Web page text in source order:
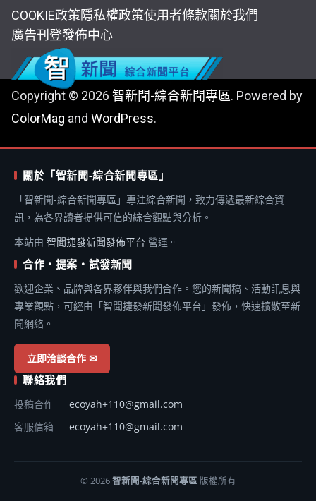
COOKIE政策隱私權政策使用者條款關於我們
廣告刊登發佈中心
Copyright © 2026 智新聞-綜合新聞專區. Powered by
ColorMag and WordPress.
關於「智新聞-綜合新聞專區」
「智新聞-綜合新聞專區」專注綜合新聞，致力傳遞最新綜合資
訊，為各界讀者提供可信的綜合觀點與分析。
本站由 智聞捷發新聞發佈平台 營運。
合作・提案・試發新聞
歡迎企業、品牌與各界夥伴與我們合作。您的新聞稿、活動訊息與
專業觀點，可經由「智聞捷發新聞發佈平台」發佈，快速擴散至新
聞網絡。
立即洽談合作 ✉
聯絡我們
投稿合作
ecoyah+110@gmail.com
客服信箱
ecoyah+110@gmail.com
© 2026智新聞-綜合新聞專區版權所有